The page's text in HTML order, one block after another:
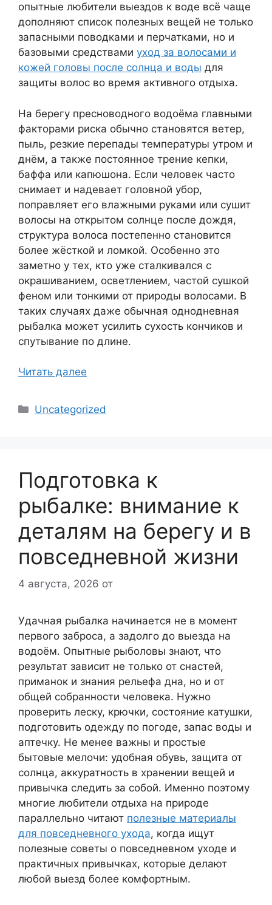
опытные любители выездов к воде всё чаще
дополняют список полезных вещей не только
запасными поводками и перчатками, но и
базовыми средствами уход за волосами и
кожей головы после солнца и воды для
защиты волос во время активного отдыха.
На берегу пресноводного водоёма главными
факторами риска обычно становятся ветер,
пыль, резкие перепады температуры утром и
днём, а также постоянное трение кепки,
баффа или капюшона. Если человек часто
снимает и надевает головной убор,
поправляет его влажными руками или сушит
волосы на открытом солнце после дождя,
структура волоса постепенно становится
более жёсткой и ломкой. Особенно это
заметно у тех, кто уже сталкивался с
окрашиванием, осветлением, частой сушкой
феном или тонкими от природы волосами. В
таких случаях даже обычная однодневная
рыбалка может усилить сухость кончиков и
спутывание по длине.
Читать далее
Рубрики
Uncategorized
Подготовка к
рыбалке: внимание к
деталям на берегу и в
повседневной жизни
4 августа, 2026 от
Удачная рыбалка начинается не в момент
первого заброса, а задолго до выезда на
водоём. Опытные рыболовы знают, что
результат зависит не только от снастей,
приманок и знания рельефа дна, но и от
общей собранности человека. Нужно
проверить леску, крючки, состояние катушки,
подготовить одежду по погоде, запас воды и
аптечку. Не менее важны и простые
бытовые мелочи: удобная обувь, защита от
солнца, аккуратность в хранении вещей и
привычка следить за собой. Именно поэтому
многие любители отдыха на природе
параллельно читают полезные материалы
для повседневного ухода, когда ищут
полезные советы о повседневном уходе и
практичных привычках, которые делают
любой выезд более комфортным.